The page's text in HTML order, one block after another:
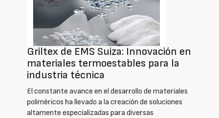
Griltex de EMS Suiza: Innovación en
materiales termoestables para la
industria técnica
El constante avance en el desarrollo de materiales
poliméricos ha llevado a la creación de soluciones
altamente especializadas para diversas